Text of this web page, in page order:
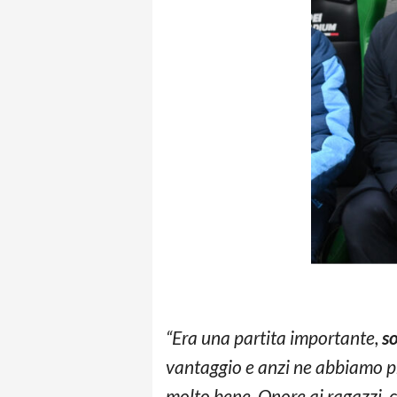
“Era una partita importante,
vantaggio e anzi ne abbiamo